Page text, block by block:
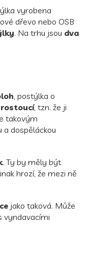
vyrobena
dřevo nebo OSB
. Na trhu jsou dva
, postýlka o
rostoucí, tzn. že ji
takovým
dospěláckou
. Ty by měly být
hrozí, že mezi ně
jako taková. Může
vyndavacími